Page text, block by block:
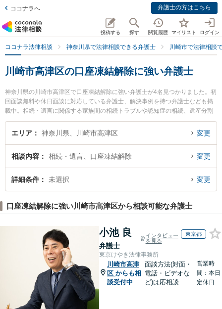
ココナラへ 弁護士の方はこちら
投稿する 探す 閲覧履歴 マイリスト ログイン
ココナラ法律相談 神奈川県で法律相談できる弁護士 川崎市で法律相談
川崎市高津区の口座凍結解除に強い弁護士
神奈川県の川崎市高津区で口座凍結解除に強い弁護士が4名見つかりました。初
回面談無料や休日面談に対応している弁護士、解決事例を持つ弁護士なども掲
載中。相続・遺言に関係する家族間の相続トラブルや認知症の相続、遺産分割
等の細かな分野での絞り込み検索もでき便利です。特に溝の口テラス法律事務
所の小川 豊弁護士や溝の口吉田法律事務所の吉田 誠弁護士、弁護士法人アライ
除のトラブルを今すぐに弁護士に相談したい』『口座凍結解除のトラブル解決
の実績豊富な近くの弁護士を検索したい』『初回相談無料で口座凍結解除を法
律相談できる川崎市高津区内の弁護士に相談予約したい』などでお困りの相談
エリア 神奈川県、川崎市高津区 変更
相談内容 相続・遺言、口座凍結解除 変更
詳細条件 未選択 変更
口座凍結解除に強い川崎市高津区から相談可能な弁護士
小池 良
弁護士
インタビュー
を見る
東京都
東京けやき法律事務所
川崎市高津
区 からも相
談受付中
面談方法(対面・
電話・ビデオな
ど)は応相談
営業時
間：本日
定休日